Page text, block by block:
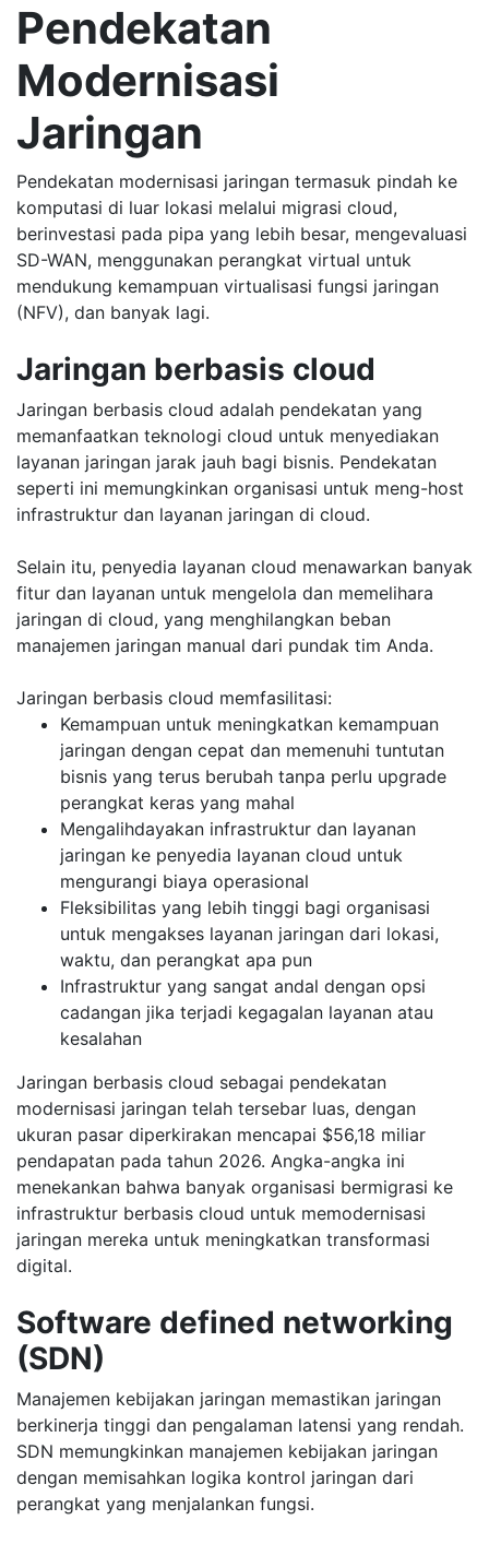
Pendekatan
Modernisasi
Jaringan
Pendekatan modernisasi jaringan termasuk pindah ke
komputasi di luar lokasi melalui migrasi cloud,
berinvestasi pada pipa yang lebih besar, mengevaluasi
SD-WAN, menggunakan perangkat virtual untuk
mendukung kemampuan virtualisasi fungsi jaringan
(NFV), dan banyak lagi.
Jaringan berbasis cloud
Jaringan berbasis cloud adalah pendekatan yang
memanfaatkan teknologi cloud untuk menyediakan
layanan jaringan jarak jauh bagi bisnis. Pendekatan
seperti ini memungkinkan organisasi untuk meng-host
infrastruktur dan layanan jaringan di cloud.
Selain itu, penyedia layanan cloud menawarkan banyak
fitur dan layanan untuk mengelola dan memelihara
jaringan di cloud, yang menghilangkan beban
manajemen jaringan manual dari pundak tim Anda.
Jaringan berbasis cloud memfasilitasi:
Kemampuan untuk meningkatkan kemampuan
jaringan dengan cepat dan memenuhi tuntutan
bisnis yang terus berubah tanpa perlu upgrade
perangkat keras yang mahal
Mengalihdayakan infrastruktur dan layanan
jaringan ke penyedia layanan cloud untuk
mengurangi biaya operasional
Fleksibilitas yang lebih tinggi bagi organisasi
untuk mengakses layanan jaringan dari lokasi,
waktu, dan perangkat apa pun
Infrastruktur yang sangat andal dengan opsi
cadangan jika terjadi kegagalan layanan atau
kesalahan
Jaringan berbasis cloud sebagai pendekatan
modernisasi jaringan telah tersebar luas, dengan
ukuran pasar diperkirakan mencapai $56,18 miliar
pendapatan pada tahun 2026. Angka-angka ini
menekankan bahwa banyak organisasi bermigrasi ke
infrastruktur berbasis cloud untuk memodernisasi
jaringan mereka untuk meningkatkan transformasi
digital.
Software defined networking
(SDN)
Manajemen kebijakan jaringan memastikan jaringan
berkinerja tinggi dan pengalaman latensi yang rendah.
SDN memungkinkan manajemen kebijakan jaringan
dengan memisahkan logika kontrol jaringan dari
perangkat yang menjalankan fungsi.